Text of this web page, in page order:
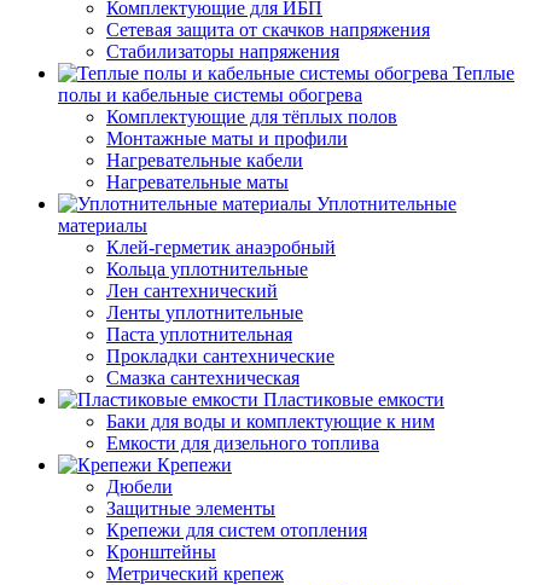
Комплектующие для ИБП
Сетевая защита от скачков напряжения
Стабилизаторы напряжения
Теплые
полы и кабельные системы обогрева
Комплектующие для тёплых полов
Монтажные маты и профили
Нагревательные кабели
Нагревательные маты
Уплотнительные
материалы
Клей-герметик анаэробный
Кольца уплотнительные
Лен сантехнический
Ленты уплотнительные
Паста уплотнительная
Прокладки сантехнические
Смазка сантехническая
Пластиковые емкости
Баки для воды и комплектующие к ним
Емкости для дизельного топлива
Крепежи
Дюбели
Защитные элементы
Крепежи для систем отопления
Кронштейны
Метрический крепеж